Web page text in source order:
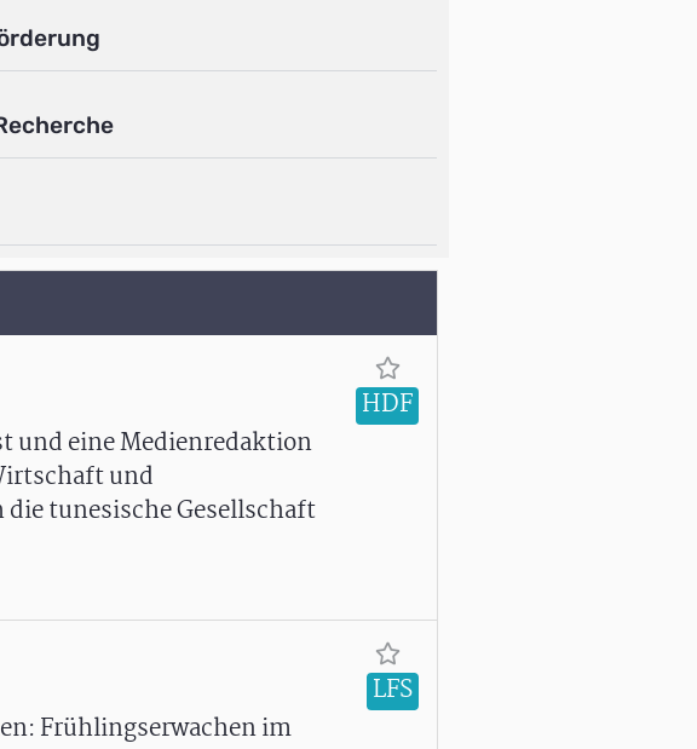
und eine Medienredaktion
und
tunesische Gesellschaft
HDF
Frühlingserwachen im
LFS